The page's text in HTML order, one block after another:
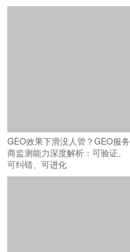
GEO效果下滑没人管？GEO服务
商监测能力深度解析：可验证、
可纠错、可进化